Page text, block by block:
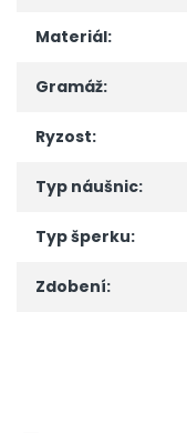
Materiál:
Gramáž:
Ryzost:
Typ náušnic:
Typ šperku:
Zdobení: